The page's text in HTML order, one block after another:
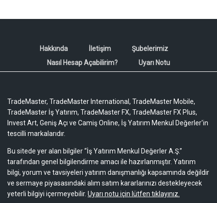
Hakkında İletişim
Şubelerimiz
Nasıl Hesap Açabilirim?
Uyarı Notu
TradeMaster, TradeMaster International, TradeMaster Mobile,
TradeMaster İş Yatırım, TradeMaster FX, TradeMaster FX Plus,
Invest Art, Geniş Açı ve Camiş Online, İş Yatırım Menkul Değerler'in
tescilli markalarıdır.
Bu sitede yer alan bilgiler “İş Yatırım Menkul Değerler A.Ş.”
tarafından genel bilgilendirme amacı ile hazırlanmıştır. Yatırım
bilgi, yorum ve tavsiyeleri yatırım danışmanlığı kapsamında değildir
ve sermaye piyasasındaki alım satım kararlarınızı destekleyecek
yeterli bilgiyi içermeyebilir. Uyarı notu için lütfen tıklayınız.